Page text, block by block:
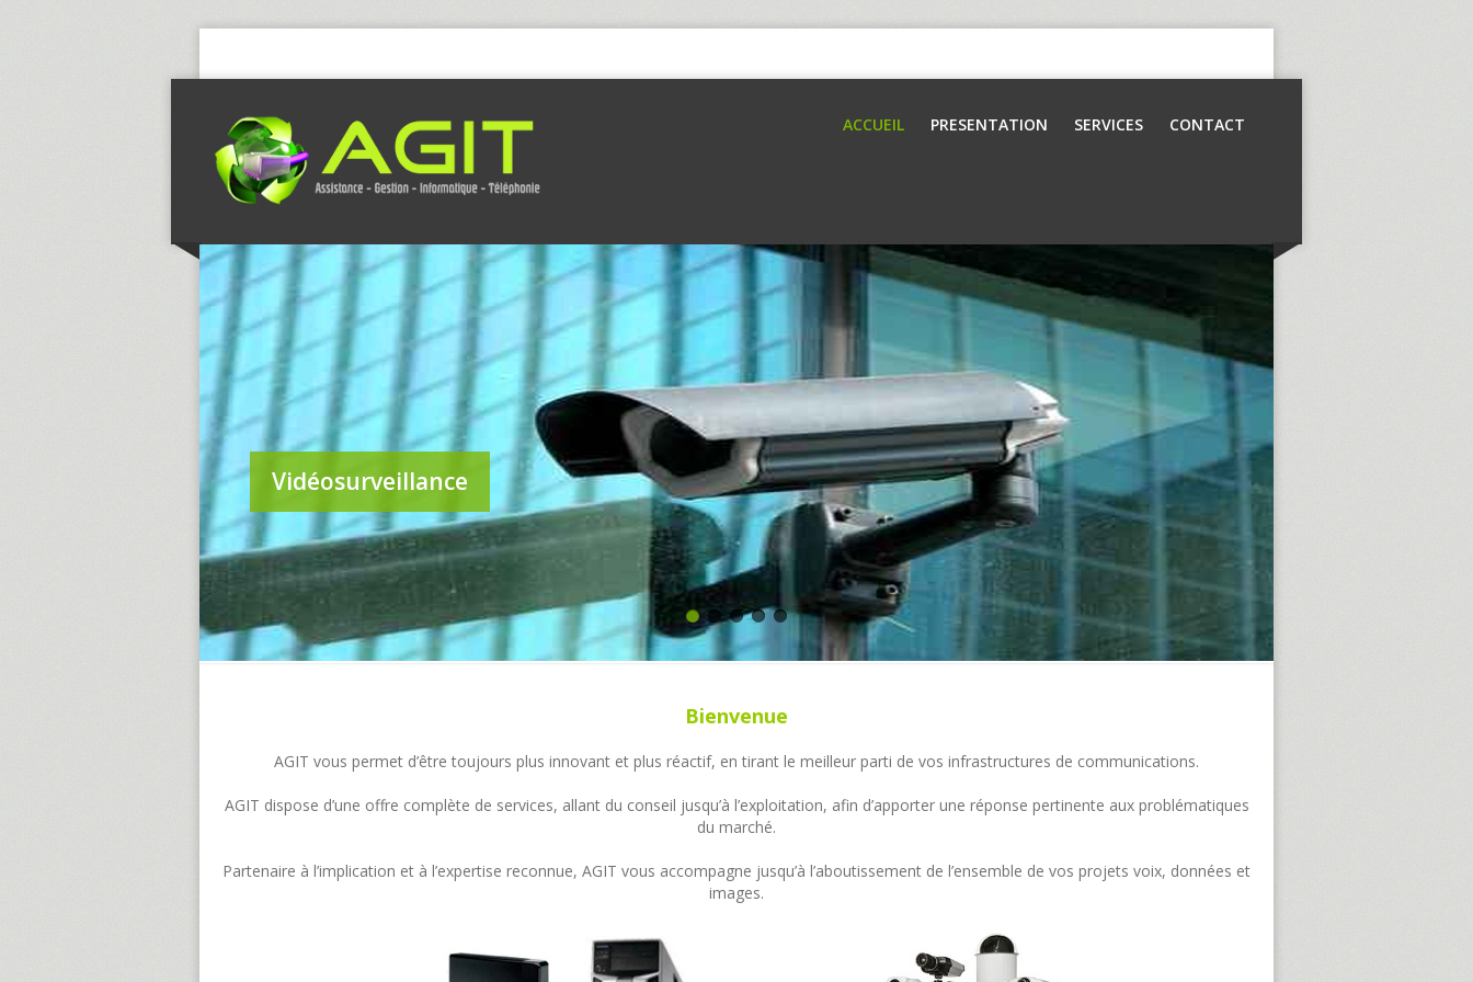
ACCUEIL PRESENTATION SERVICES CONTACT
Vidéosurveillance
Bienvenue
AGIT vous permet d’être toujours plus innovant et plus réactif, en tirant le meilleur parti de vos infrastructures de communications.
AGIT dispose d’une offre complète de services, allant du conseil jusqu’à l’exploitation, afin d’apporter une réponse pertinente aux problématiques
du marché.
Partenaire à l’implication et à l’expertise reconnue, AGIT vous accompagne jusqu’à l’aboutissement de l’ensemble de vos projets voix, données et
images.